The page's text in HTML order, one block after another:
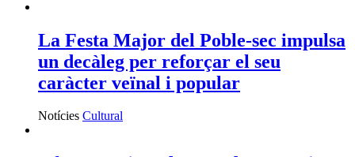
La Festa Major del Poble-sec impulsa
un decàleg per reforçar el seu
caràcter veïnal i popular
Notícies Cultural